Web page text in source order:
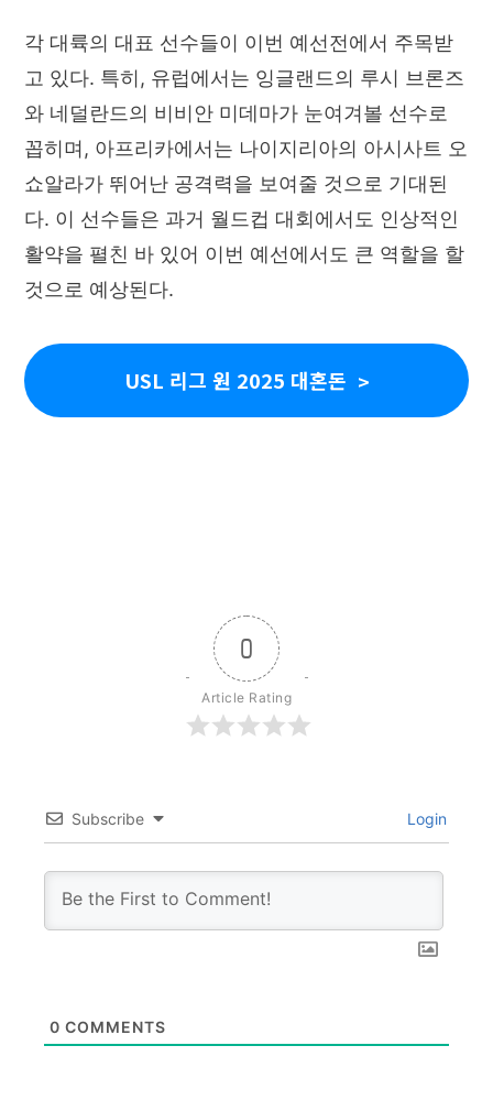
각 대륙의 대표 선수들이 이번 예선전에서 주목받
고 있다. 특히, 유럽에서는 잉글랜드의 루시 브론즈
와 네덜란드의 비비안 미데마가 눈여겨볼 선수로
꼽히며, 아프리카에서는 나이지리아의 아시사트 오
쇼알라가 뛰어난 공격력을 보여줄 것으로 기대된
다. 이 선수들은 과거 월드컵 대회에서도 인상적인
활약을 펼친 바 있어 이번 예선에서도 큰 역할을 할
것으로 예상된다.
USL 리그 원 2025 대혼돈
0
Article Rating
Subscribe Login
0 COMMENTS